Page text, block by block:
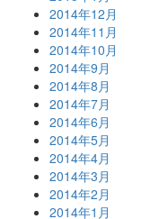
2014年12月
2014年11月
2014年10月
2014年9月
2014年8月
2014年7月
2014年6月
2014年5月
2014年4月
2014年3月
2014年2月
2014年1月